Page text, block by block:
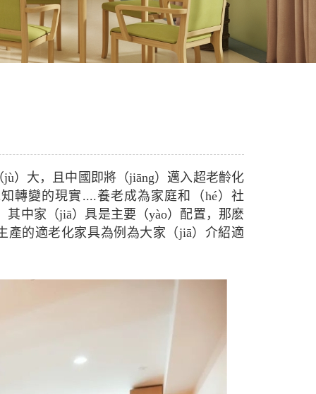
）大，且中國即將（jiāng）邁入超老齡化
轉變的現實....養老成為家庭和（hé）社
其中家（jiā）具是主要（yào）配置，那麽
產的適老化家具為例為大家（jiā）介紹適